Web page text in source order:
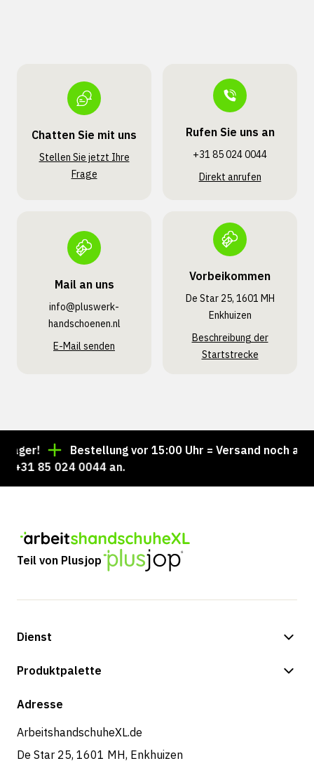
Chatten Sie mit uns
Stellen Sie jetzt Ihre
Frage
Rufen Sie uns an
+31 85 024 0044
Direkt anrufen
Mail an uns
info@pluswerk­
handschoenen.nl
E-Mail senden
Vorbeikommen
De Star 25, 1601 MH
Enkhuizen
Beschreibung der
Startstrecke
Bestellung vor 15:00 Uhr = Versand noch am
85 024 0044 an.
Teil von Plusjop
Dienst
Zahlungsmöglichkeiten
Rücksendungen und Service
Produktpalette
Shop
Adresse
ArbeitshandschuheXL.de
De Star 25, 1601 MH, Enkhuizen